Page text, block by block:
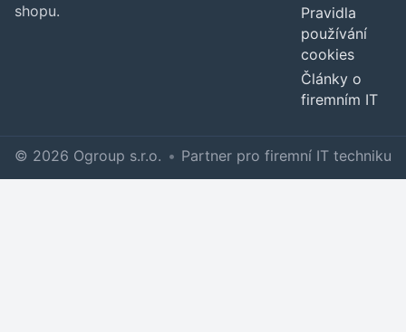
shopu.
Pravidla
používání
cookies
Články o
firemním IT
© 2026 Ogroup s.r.o. • Partner pro firemní IT techniku